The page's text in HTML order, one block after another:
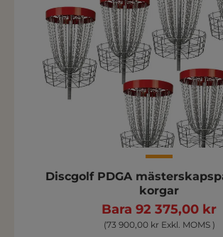
Discgolf PDGA
korgar
Bara 92 375,00 kr
(73 900,00 kr Exkl. MOMS )